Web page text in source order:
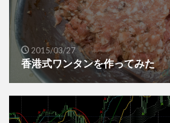
2015/03/27
香港式ワンタンを作ってみた